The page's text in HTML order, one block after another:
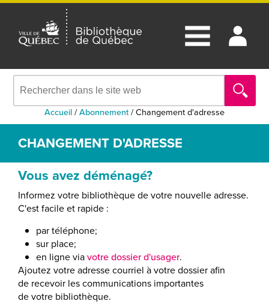
Accueil/Abonnement/Changement d'adresse
CHANGEMENT D'ADRESSE
Vous avez déménagé?
Informez votre bibliothèque de votre nouvelle adresse.
C'est facile et rapide :
par téléphone;
sur place;
en ligne viavotre dossier d'usager.
Ajoutez votre adresse courriel à votre dossier afin
de recevoir les communications importantes
de votre bibliothèque.